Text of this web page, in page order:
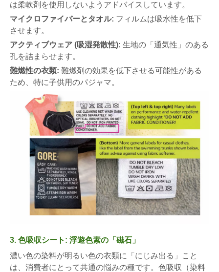
は柔軟剤を使用しないようアドバイスしています。
マイクロファイバーとタオル: フィルムは吸水性を低下
させます。
アクティブウェア (吸湿発散性): 生地の「通気性」のある
孔を詰まらせます。
難燃性の衣類: 難燃剤の効果を低下させる可能性がある
ため、特に子供用のパジャマ。
3. 色吸収シート: 浮遊色素の「磁石」
濃い色の染料が明るい色の衣類に「にじみ出る」こと
は、消費者にとって共通の悩みの種です。色吸収（染料